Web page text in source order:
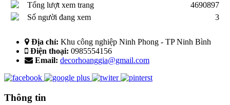
Tổng lượt xem trang
4690897
Số người đang xem
3
Địa chỉ: Khu công nghiệp Ninh Phong - TP Ninh Bình
Điện thoại: 0985554156
Email: decorhoanggia@gmail.com
Thông tin